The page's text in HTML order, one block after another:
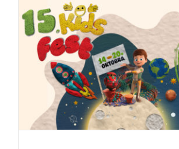
Glumac Ivan Jevtović ambasador
a
Život i zabava